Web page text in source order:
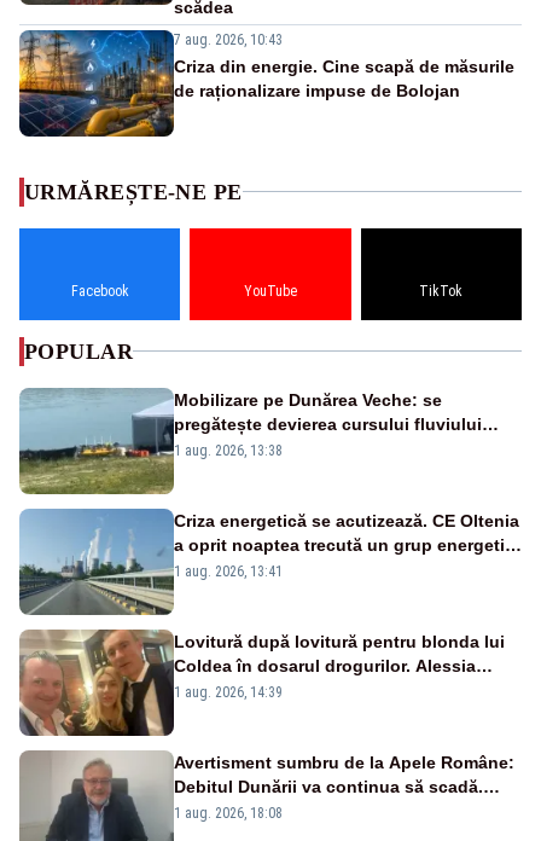
scădea
7 aug. 2026, 10:43
Criza din energie. Cine scapă de măsurile
de raționalizare impuse de Bolojan
URMĂREȘTE-NE PE
Facebook YouTube TikTok
POPULAR
Mobilizare pe Dunărea Veche: se
pregătește devierea cursului fluviului
către Cernavodă – VIDEO
1 aug. 2026, 13:38
Criza energetică se acutizează. CE Oltenia
a oprit noaptea trecută un grup energetic
de la Rovinari
1 aug. 2026, 13:41
Lovitură după lovitură pentru blonda lui
Coldea în dosarul drogurilor. Alessia
Păcuraru explică decizia magistraților
1 aug. 2026, 14:39
Avertisment sumbru de la Apele Române:
Debitul Dunării va continua să scadă.
Cernavodă s-ar putea închide în 4 zile
1 aug. 2026, 18:08